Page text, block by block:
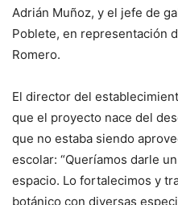
Adrián Muñoz, y el jefe de
Poblete, en representación
Romero.
El director del
que el proyecto nace del
que no estaba siendo
escolar: “Queríamos darle
espacio. Lo fortalecimos y
botánico con diversas